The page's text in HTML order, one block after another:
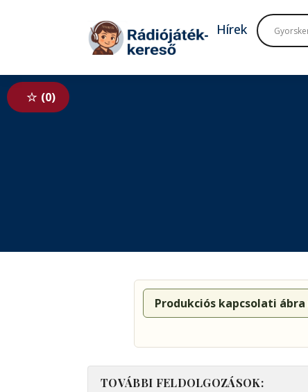
Tovább a tartalomhoz
Hírek
0
Produkciós kapcsolati
TOVÁBBI FELDOLGOZÁSOK: